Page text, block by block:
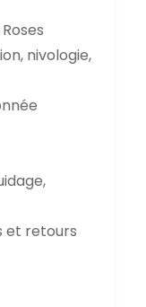
nivologie,
et retours